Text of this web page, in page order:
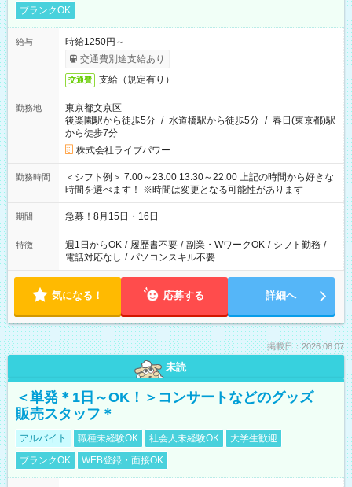
ブランクOK
給与
時給1250円～
交通費別途支給あり
交通費 支給（規定有り）
勤務地
東京都文京区
後楽園駅から徒歩5分 / 水道橋駅から徒歩5分 / 春日(東京都)駅
から徒歩7分
株式会社ライブパワー
勤務時間
＜シフト例＞ 7:00～23:00 13:30～22:00 上記の時間から好きな
時間を選べます！ ※時間は変更となる可能性があります
期間 急募！8月15日・16日
特徴 週1日からOK / 履歴書不要 / 副業・WワークOK / シフト勤務 /
電話対応なし / パソコンスキル不要
気になる！ 応募する 詳細へ
掲載日：2026.08.07
未読
＜単発＊1日～OK！＞コンサートなどのグッズ
販売スタッフ＊
アルバイト 職種未経験OK 社会人未経験OK
大学生歓迎
ブランクOK
WEB登録・面接OK